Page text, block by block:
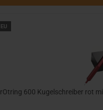
rOtring 600 Kugelschreiber rot